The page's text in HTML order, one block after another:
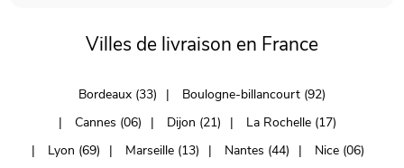
Villes de livraison en France
Bordeaux (33)
Boulogne-billancourt (92)
Cannes (06)
Dijon (21)
La Rochelle (17)
Lyon (69)
Marseille (13) Nantes (44)
Nice (06)